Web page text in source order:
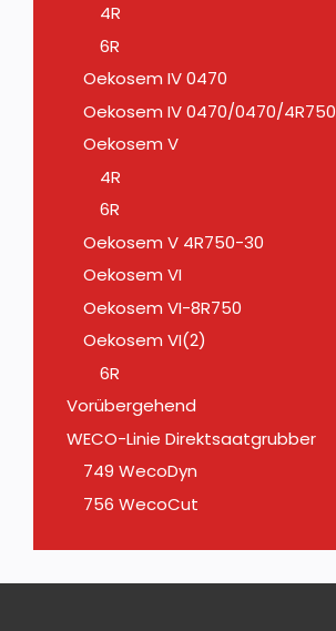
4R
6R
Oekosem IV 0470
Oekosem IV 0470/0470/4R750
Oekosem V
4R
6R
Oekosem V 4R750-30
Oekosem VI
Oekosem VI-8R750
Oekosem VI(2)
6R
Vorübergehend
WECO-Linie Direktsaatgrubber
749 WecoDyn
756 WecoCut